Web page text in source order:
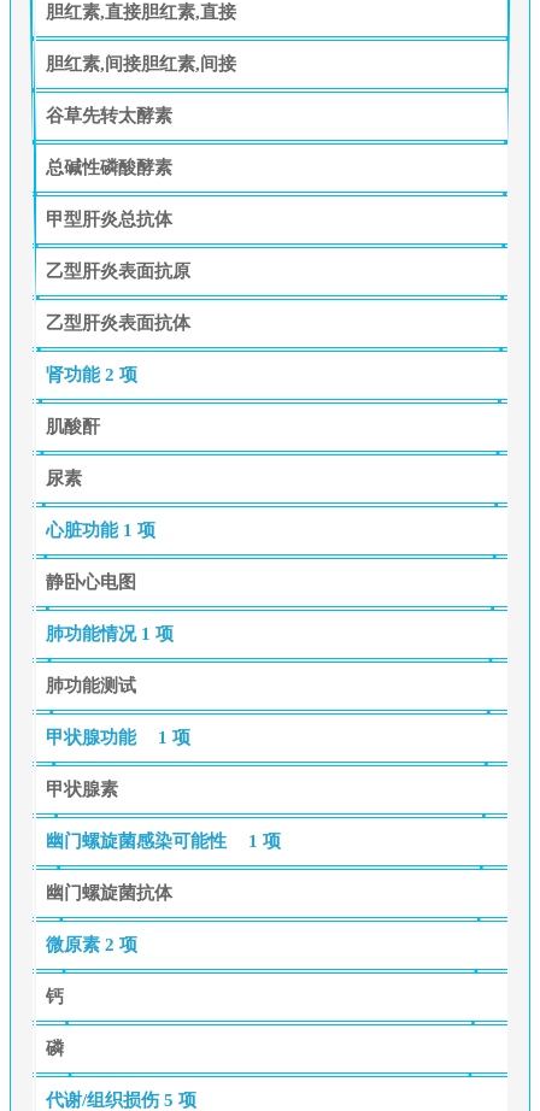
胆红素,直接胆红素,直接
胆红素,间接胆红素,间接
谷草先转太酵素
总碱性磷酸酵素
甲型肝炎总抗体
乙型肝炎表面抗原
乙型肝炎表面抗体
肾功能 2 项
肌酸酐
尿素
心脏功能 1 项
静卧心电图
肺功能情况 1 项
肺功能测试
甲状腺功能 1 项
甲状腺素
幽门螺旋菌感染可能性 1 项
幽门螺旋菌抗体
微原素 2 项
钙
磷
代谢/组织损伤 5 项